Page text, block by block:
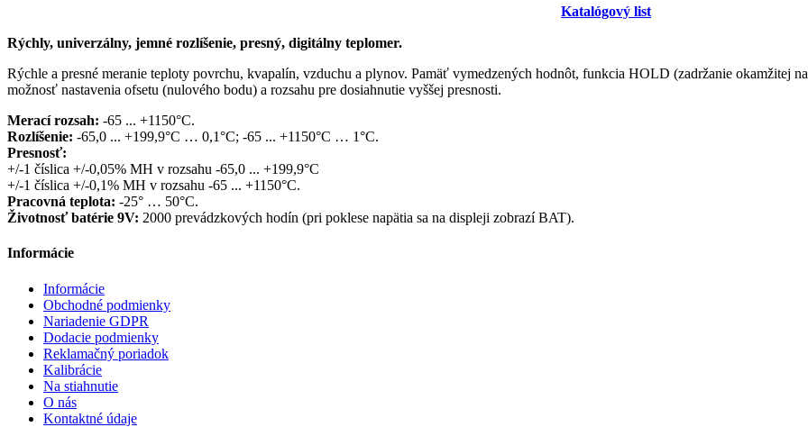
Katalógový list
Rýchly, univerzálny, jemné rozlíšenie, presný, digitálny teplomer.
Rýchle a presné meranie teploty povrchu, kvapalín, vzduchu a plynov. Pamäť vymedzených hodnôt, funkcia HOLD (zadržanie okamžitej
možnosť nastavenia ofsetu (nulového bodu) a rozsahu pre dosiahnutie vyššej presnosti.
Merací rozsah: -65 ... +1150°C.
Rozlíšenie: -65,0 ... +199,9°C … 0,1°C; -65 ... +1150°C … 1°C.
Presnosť:
+/-1 číslica +/-0,05% MH v rozsahu -65,0 ... +199,9°C
+/-1 číslica +/-0,1% MH v rozsahu -65 ... +1150°C.
Pracovná teplota: -25° … 50°C.
Životnosť batérie 9V: 2000 prevádzkových hodín (pri poklese napätia sa na displeji zobrazí BAT).
Informácie
Informácie
Obchodné podmienky
Nariadenie GDPR
Dodacie podmienky
Reklamačný poriadok
Kalibrácie
Na stiahnutie
O nás
Kontaktné údaje